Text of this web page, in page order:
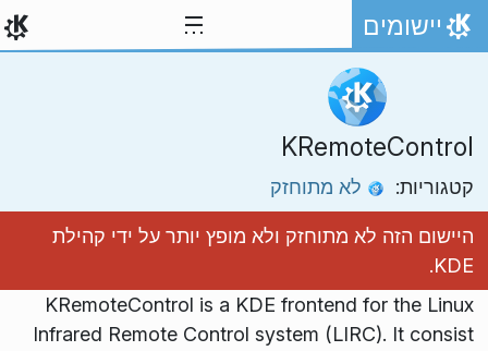
דילוג לתוכן
אתר הבית
יישומים
KRemoteControl
קטגוריות: לא מתוחזק
היישום הזה לא מתוחזק ולא מופץ יותר על ידי קהילת
KDE.
KRemoteControl is a KDE frontend for the Linux
Infrared Remote Control system (LIRC). It consist